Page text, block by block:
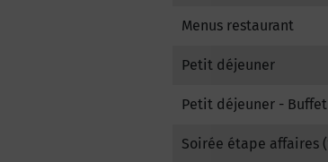
Menus restaurant
Petit déjeuner
Petit déjeuner - Buffet
Soirée étape affaires